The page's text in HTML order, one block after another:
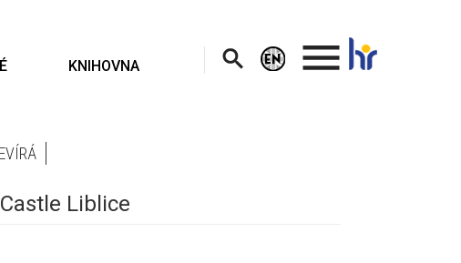
KNIHOVNA
.
Liblice